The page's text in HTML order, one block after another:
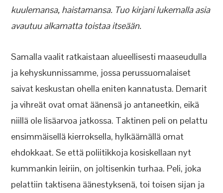
kuulemansa, haistamansa. Tuo kirjani lukemalla asia
avautuu alkamatta toistaa itseään.
Samalla vaalit ratkaistaan alueellisesti maaseudulla
ja kehyskunnissamme, jossa perussuomalaiset
saivat keskustan ohella eniten kannatusta. Demarit
ja vihreät ovat omat äänensä jo antaneetkin, eikä
niillä ole lisäarvoa jatkossa. Taktinen peli on pelattu
ensimmäisellä kierroksella, hylkäämällä omat
ehdokkaat. Se että poliitikkoja kosiskellaan nyt
kummankin leiriin, on joltisenkin turhaa. Peli, joka
pelattiin taktisena äänestyksenä, toi toisen sijan ja